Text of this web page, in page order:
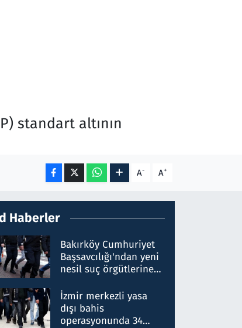
standart altının
A- A+
Haberler
Bakırköy Cumhuriyet
Başsavcılığı'ndan yeni
nesil suç örgütlerine
hakkında gözaltı kararı
İzmir merkezli yasa
dışı bahis
operasyonunda 34